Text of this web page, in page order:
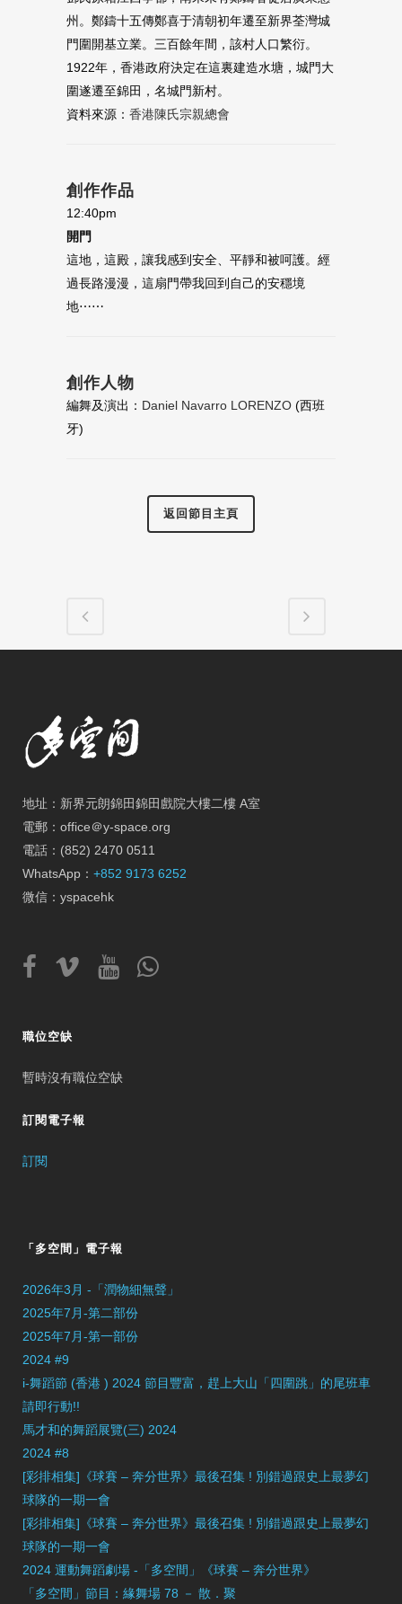
州。鄭鑄十五傳鄭喜于清朝初年遷至新界荃灣城
門圍開基立業。三百餘年間，該村人口繁衍。
1922年，香港政府決定在這裏建造水塘，城門大
圍遂遷至錦田，名城門新村。
資料來源： 香港陳氏宗親總會
創作作品
12:40pm
開門
這地，這殿，讓我感到安全、平靜和被呵護。經
過長路漫漫，這扇門帶我回到自己的安穩境
地⋯⋯
創作人物
編舞及演出： Daniel Navarro LORENZO (西班
牙)
返回節目主頁
地址：新界元朗錦田錦田戲院大樓二樓 A室
電郵：office＠y-space.org
電話：(852) 2470 0511
WhatsApp： +852 9173 6252
微信：yspacehk
職位空缺
暫時沒有職位空缺
訂閱電子報
訂閱
「多空間」電子報
2026年3月 -「潤物細無聲」
2025年7月-第二部份
2025年7月-第一部份
2024 #9
i-舞蹈節 (香港 ) 2024 節目豐富，趕上大山「四圍跳」的尾班車
請即行動!!
馬才和的舞蹈展覽(三) 2024
2024 #8
[彩排相集]《球賽 – 奔分世界》最後召集 ! 別錯過跟史上最夢幻
球隊的一期一會
[彩排相集]《球賽 – 奔分世界》最後召集 ! 別錯過跟史上最夢幻
球隊的一期一會
2024 運動舞蹈劇場 -「多空間」《球賽 – 奔分世界》
「多空間」節目：緣舞場 78 － 散．聚